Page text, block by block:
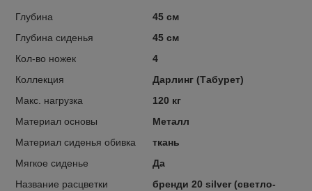
Глубина
45 см
Глубина сиденья
45 см
Кол-во ножек
4
Коллекция
Дарлинг (Табурет)
Макс. нагрузка
120 кг
Материал основы
Металл
Материал сиденья обивка
ткань
Мягкое сиденье
Да
Название расцветки
бренди 20 silver (светло-